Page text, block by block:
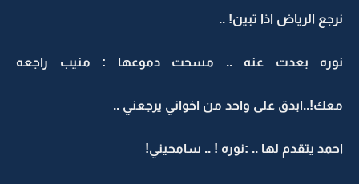
نرجع الرياض اذا تبين! ..
نوره بعدت عنه .. مسحت دموعها : منيب راجعه
معك!..ابدق على واحد من اخواني يرجعني ..
احمد يتقدم لها .. :نوره ! .. سامحيني!